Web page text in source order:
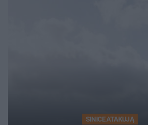
SINICE ATAKUJĄ